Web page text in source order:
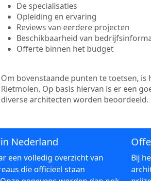
De specialisaties
Opleiding en ervaring
Reviews van eerdere projecten
Beschikbaarheid van
Offerte binnen het budget
Om bovenstaande punten te toetsen,
Rietmolen. Op basis hiervan is er een
diverse architecten worden beoordeeld.
Nederland
een volledig overzicht van
die officieel staan
Bij